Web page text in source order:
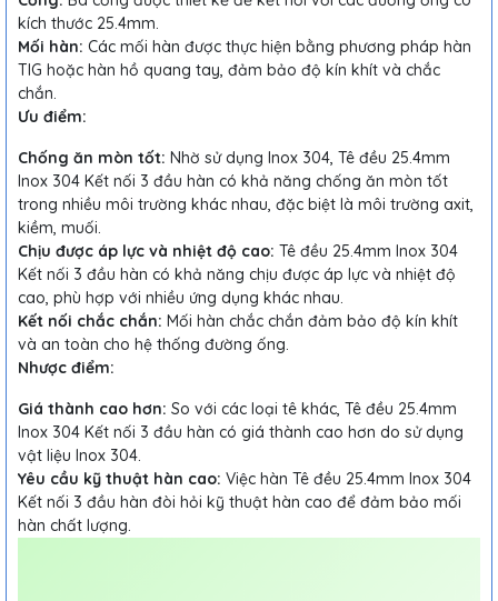
kích thước 25.4mm.
Mối hàn: Các mối hàn được thực hiện bằng phương pháp hàn
TIG hoặc hàn hồ quang tay, đảm bảo độ kín khít và chắc
chắn.
Ưu điểm:
Chống ăn mòn tốt: Nhờ sử dụng Inox 304, Tê đều 25.4mm
Inox 304 Kết nối 3 đầu hàn có khả năng chống ăn mòn tốt
trong nhiều môi trường khác nhau, đặc biệt là môi trường axit,
kiềm, muối.
Chịu được áp lực và nhiệt độ cao: Tê đều 25.4mm Inox 304
Kết nối 3 đầu hàn có khả năng chịu được áp lực và nhiệt độ
cao, phù hợp với nhiều ứng dụng khác nhau.
Kết nối chắc chắn: Mối hàn chắc chắn đảm bảo độ kín khít
và an toàn cho hệ thống đường ống.
Nhược điểm:
Giá thành cao hơn: So với các loại tê khác, Tê đều 25.4mm
Inox 304 Kết nối 3 đầu hàn có giá thành cao hơn do sử dụng
vật liệu Inox 304.
Yêu cầu kỹ thuật hàn cao: Việc hàn Tê đều 25.4mm Inox 304
Kết nối 3 đầu hàn đòi hỏi kỹ thuật hàn cao để đảm bảo mối
hàn chất lượng.